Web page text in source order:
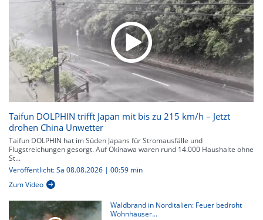
Taifun DOLPHIN trifft Japan mit bis zu 215 km/h – Jetzt
drohen China Unwetter
Taifun DOLPHIN hat im Süden Japans für Stromausfälle und
Flugstreichungen gesorgt. Auf Okinawa waren rund 14.000 Haushalte ohne
St...
Veröffentlicht: Sa 08.08.2026 | 00:59 min
Zum Video
Waldbrand in Norditalien: Feuer bedroht
Wohnhäuser...